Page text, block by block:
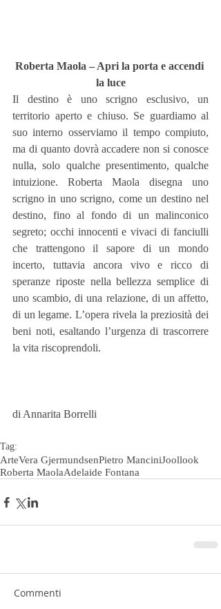
Roberta Maola – Apri la porta e accendi
la luce
Il destino è uno scrigno esclusivo, un
territorio aperto e chiuso. Se guardiamo al
suo interno osserviamo il tempo compiuto,
ma di quanto dovrà accadere non si conosce
nulla, solo qualche presentimento, qualche
intuizione. Roberta Maola disegna uno
scrigno in uno scrigno, come un destino nel
destino, fino al fondo di un malinconico
segreto; occhi innocenti e vivaci di fanciulli
che trattengono il sapore di un mondo
incerto, tuttavia ancora vivo e ricco di
speranze riposte nella bellezza semplice di
uno scambio, di una relazione, di un affetto,
di un legame. L’opera rivela la preziosità dei
beni noti, esaltando l’urgenza di trascorrere
la vita riscoprendoli.
di Annarita Borrelli
Tag:
ArteVera GjermundsenPietro ManciniJoollook
Roberta MaolaAdelaide Fontana
Commenti